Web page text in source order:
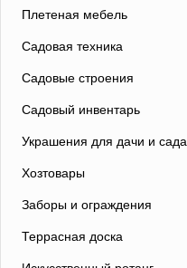
Плетеная мебель
Садовая техника
Садовые строения
Садовый инвентарь
Украшения для дачи и сада
Хозтовары
Заборы и ограждения
Террасная доска